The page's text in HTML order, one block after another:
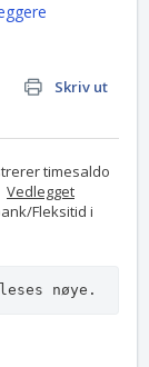
Skriv ut
timesaldo
Vedlegget
Fleksitid i
nøye.